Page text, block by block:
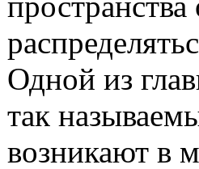
Одной из
так
возникают в